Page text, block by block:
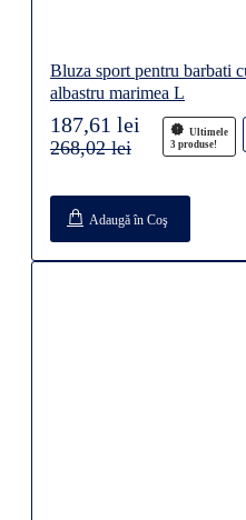
Bluza sport pentru barbati
albastru marimea L
Ultimele
3 produse!
187,61 lei
268,02 lei
Adaugă în Coş